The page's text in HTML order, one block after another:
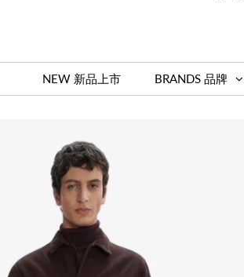
NEW 新品上市 BRANDS 品牌